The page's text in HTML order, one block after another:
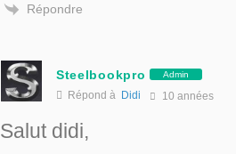
Répondre
Steelbookpro Admin
Répond à Didi 10 années
Salut didi,